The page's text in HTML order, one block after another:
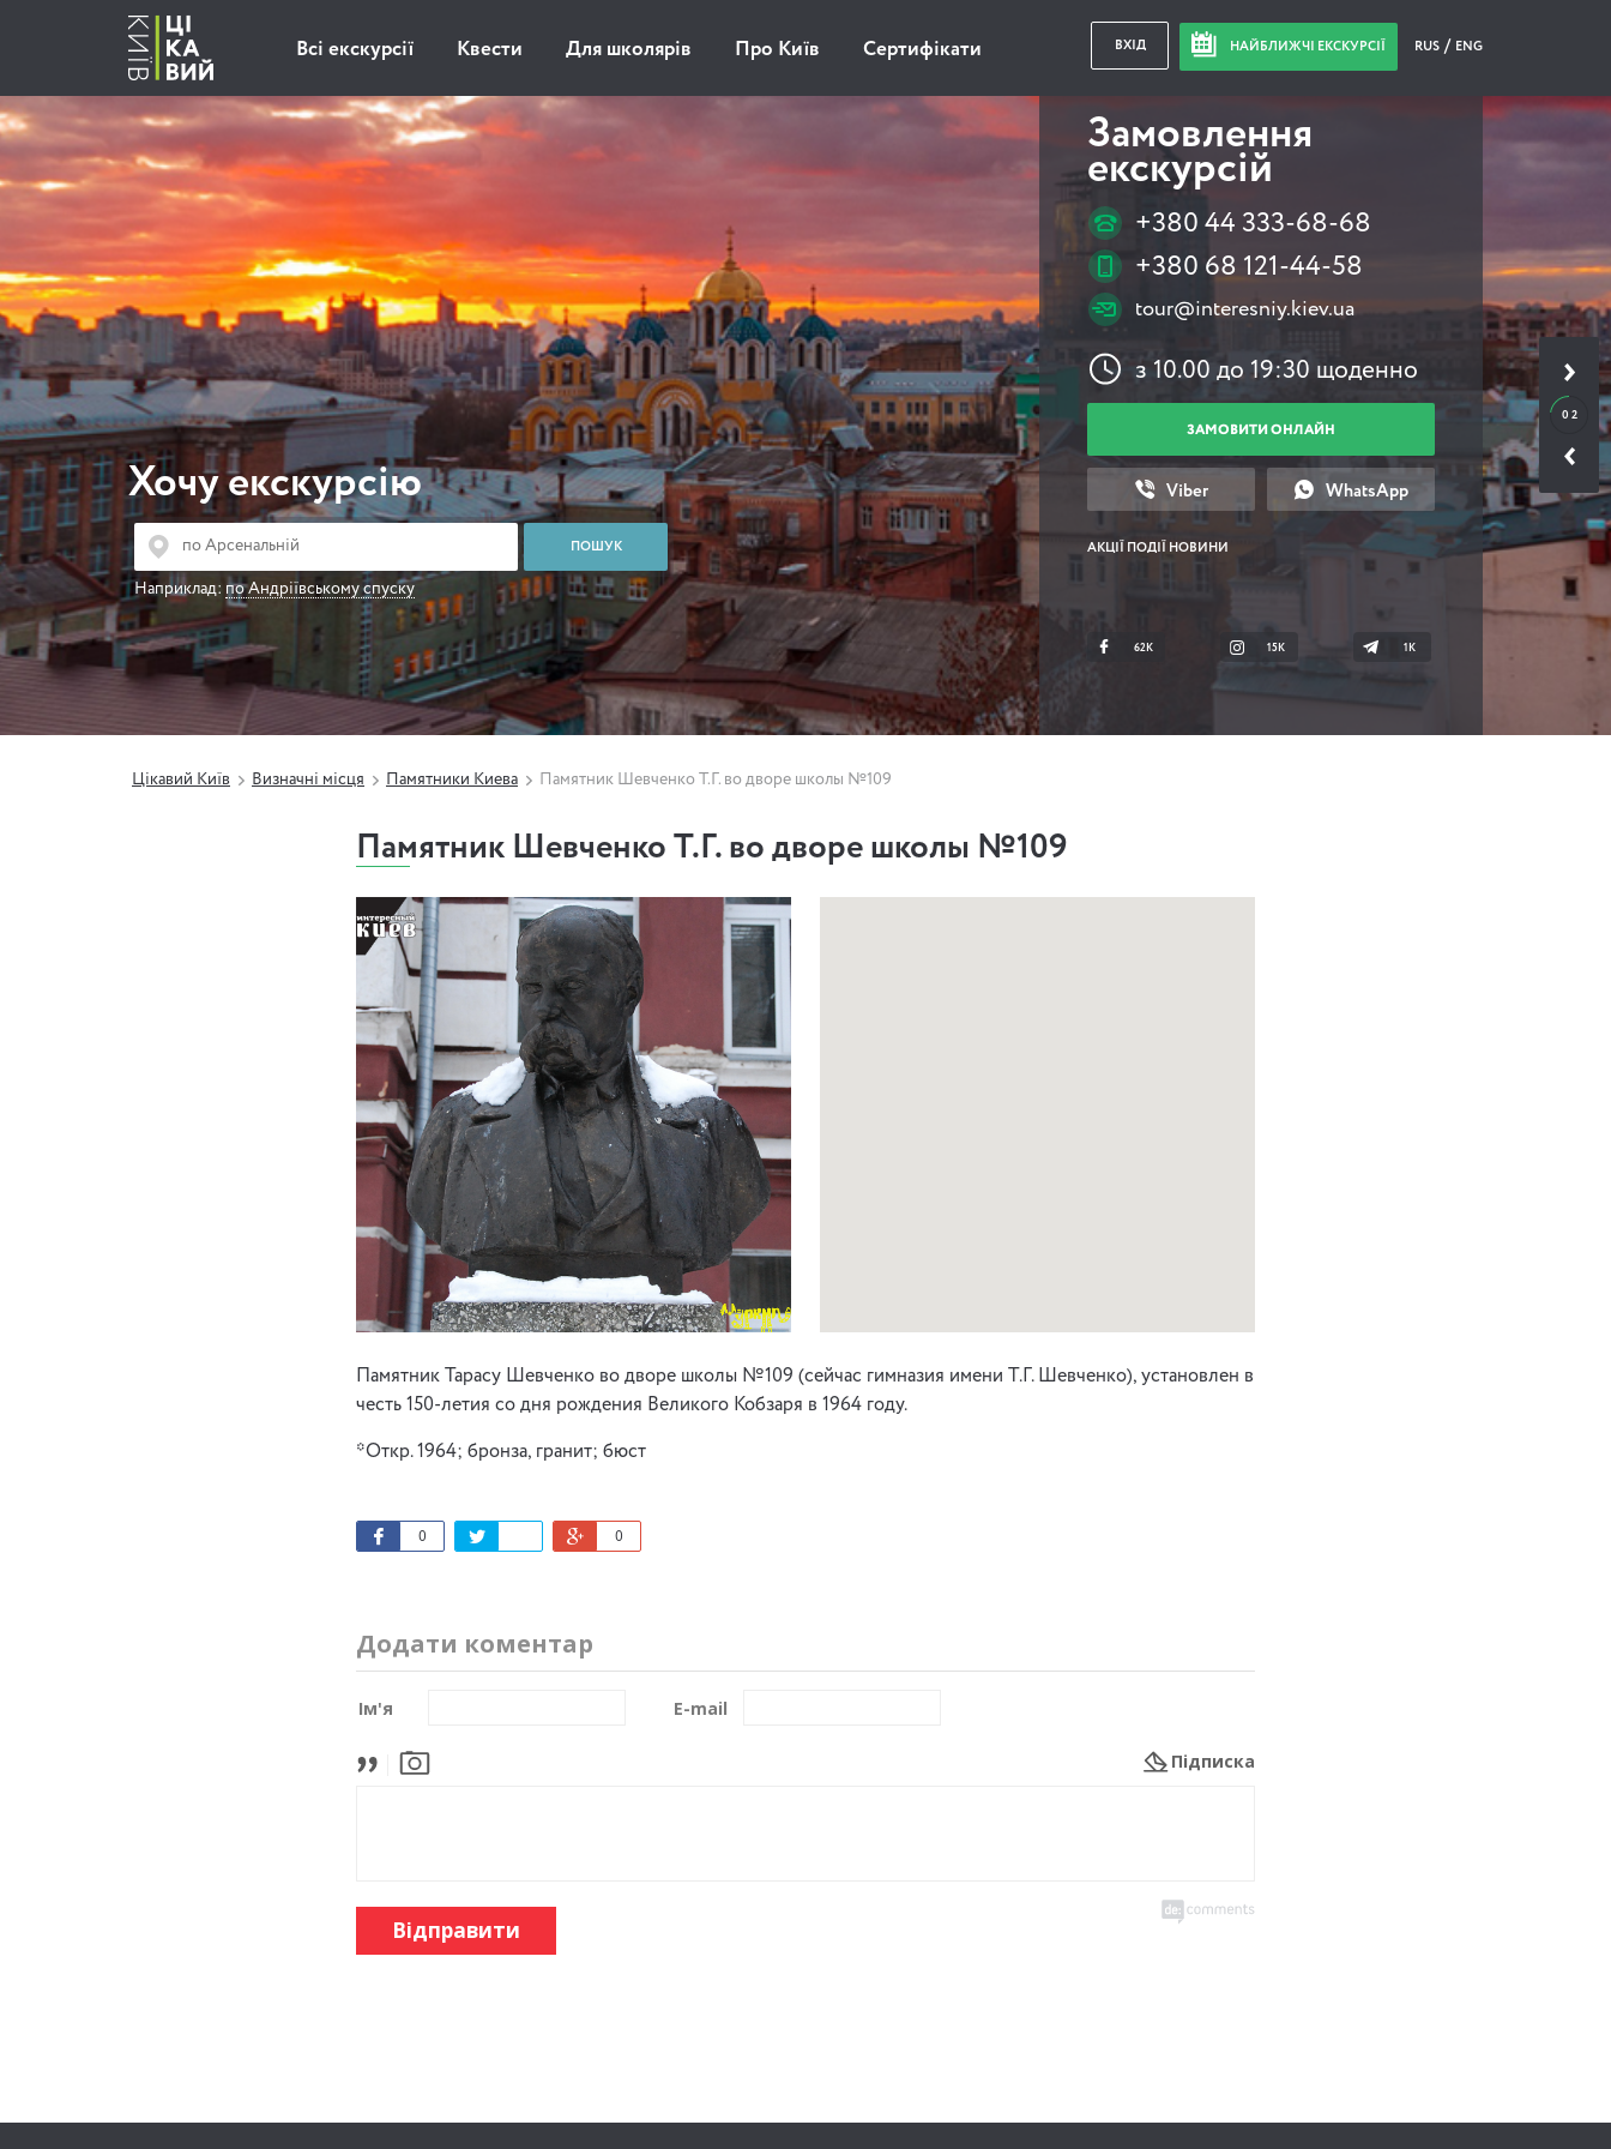
Всі екскурсії Квести Для школярів Про Київ Сертифікати ВХІД НАЙБЛИЖЧІ ЕКСКУРСІЇ RUS ENG
0 2
Хочу екскурсію
Наприклад: по Андріївському спуску
Замовлення
екскурсій
+380 44 333-68-68
+380 68 121-44-58
tour@interesniy.kiev.ua
з 10.00 до 19:30 щоденно
ЗАМОВИТИ ОНЛАЙН
Viber WhatsApp
АКЦІЇ ПОДІЇ НОВИНИ
62K 15K 1К
Цікавий Київ Визначні місця Памятники Киева Памятник Шевченко Т.Г. во дворе школы №109
Памятник Шевченко Т.Г. во дворе школы №109
Памятник Тарасу Шевченко во дворе школы №109 (сейчас гимназия имени Т.Г. Шевченко), установлен в
честь 150-летия со дня рождения Великого Кобзаря в 1964 году.
*Откр. 1964; бронза, гранит; бюст
0 0
Додати коментар
Ім'я E-mail
Підписка
Відправити